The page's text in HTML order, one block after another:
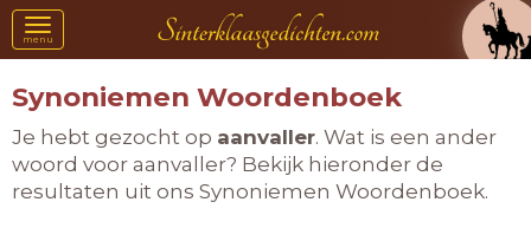
Toggle
navigation
menu
Synoniemen Woordenboek
Je hebt gezocht op aanvaller. Wat is een ander
woord voor aanvaller? Bekijk hieronder de
resultaten uit ons Synoniemen Woordenboek.